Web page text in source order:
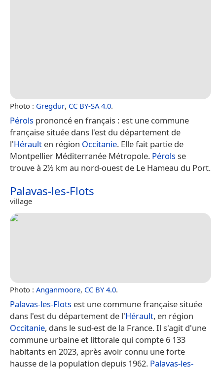
Photo : Gregdur, CC BY-SA 4.0.
Pérols prononcé en français : est une commune
française située dans l'est du département de
l'Hérault en région Occitanie. Elle fait partie de
Montpellier Méditerranée Métropole. Pérolsse
trouve à 2½ km au nord-ouest de Le Hameau du Port.
Palavas-les-Flots
village
Photo : Anganmoore, CC BY 4.0.
Palavas-les-Flots est une commune française située
dans l'est du département de l'Hérault, en région
Occitanie, dans le sud-est de la France. Il s'agit d'une
commune urbaine et littorale qui compte 6 133
habitants en 2023, après avoir connu une forte
hausse de la population depuis 1962. Palavas-les-